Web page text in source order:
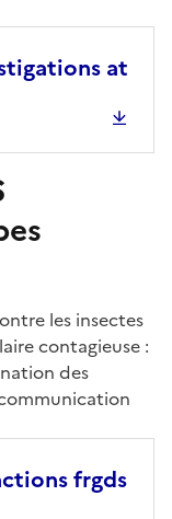
at
les insectes
contagieuse :
des
frgds